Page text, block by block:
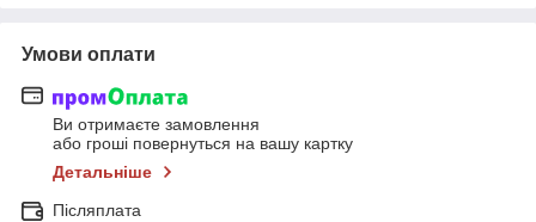
Умови оплати
Ви отримаєте замовлення
або гроші повернуться на вашу картку
Детальніше
Післяплата